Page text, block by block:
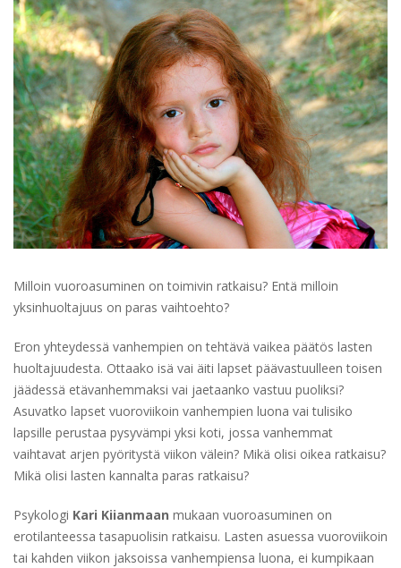
Milloin vuoroasuminen on toimivin ratkaisu? Entä milloin
yksinhuoltajuus on paras vaihtoehto?
Eron yhteydessä vanhempien on tehtävä vaikea päätös lasten
huoltajuudesta. Ottaako isä vai äiti lapset päävastuulleen toisen
jäädessä etävanhemmaksi vai jaetaanko vastuu puoliksi?
Asuvatko lapset vuoroviikoin vanhempien luona vai tulisiko
lapsille perustaa pysyvämpi yksi koti, jossa vanhemmat
vaihtavat arjen pyöritystä viikon välein? Mikä olisi oikea ratkaisu?
Mikä olisi lasten kannalta paras ratkaisu?
Psykologi Kari Kiianmaan mukaan vuoroasuminen on
erotilanteessa tasapuolisin ratkaisu. Lasten asuessa vuoroviikoin
tai kahden viikon jaksoissa vanhempiensa luona, ei kumpikaan